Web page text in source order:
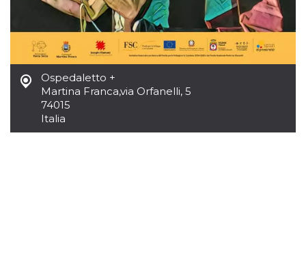
Ospedaletto +
Martina Franca,via Orfanelli, 5
74015
Italia